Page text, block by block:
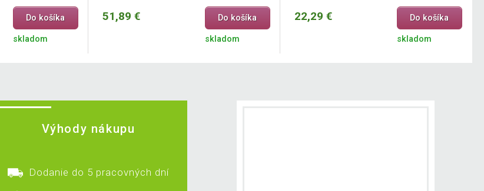
Do košíka
skladom
51,89 € Do košíka
skladom
22,29 € Do košíka
skladom
Výhody nákupu
Dodanie do 5 pracovných dní